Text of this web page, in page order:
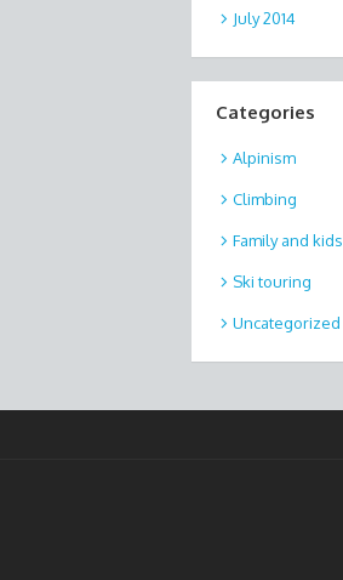
July 2014
Categories
Alpinism
Climbing
Family and kids
Ski touring
Uncategorized